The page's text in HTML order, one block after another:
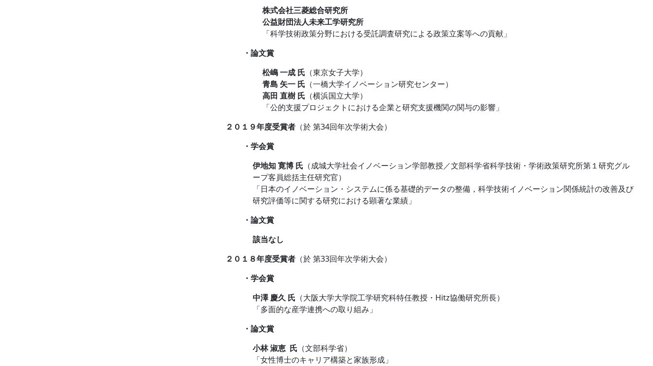
株式会社三菱総合研究所
公益財団法人未来工学研究所
「科学技術政策分野における受託調査研究による政策立案等への貢献」
・論文賞
松嶋 一成 氏 （東京女子大学）
青島 矢一 氏 （一橋大学イノベーション研究センター）
高田 直樹 氏 （横浜国立大学）
「公的支援プロジェクトにおける企業と研究支援機関の関与の影響」
２０１９年度受賞者 （於 第34回年次学術大会）
・学会賞
伊地知 寛博 氏 （成城大学社会イノベーション学部教授／文部科学省科学技術・学術政策研究所第１研究グル
ープ客員総括主任研究官）
「日本のイノベーション・システムに係る基礎的データの整備，科学技術イノベーション関係統計の改善及び
研究評価等に関する研究における顕著な業績」
・論文賞
該当なし
２０１８年度受賞者 （於 第33回年次学術大会）
・学会賞
中澤 慶久 氏 （大阪大学大学院工学研究科特任教授・Hitz協働研究所長）
「多面的な産学連携への取り組み」
・論文賞
小林 淑恵 氏 （文部科学省）
「女性博士のキャリア構築と家族形成」